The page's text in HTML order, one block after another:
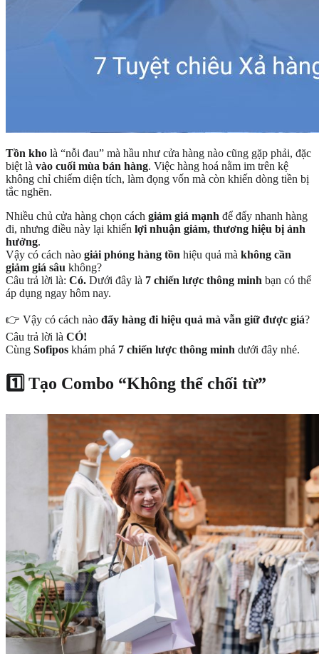
Tồn kho là “nỗi đau” mà hầu như cửa hàng nào cũng gặp phải, đặc
biệt là vào cuối mùa bán hàng. Việc hàng hoá nằm im trên kệ
không chỉ chiếm diện tích, làm đọng vốn mà còn khiến dòng tiền bị
tắc nghẽn.
Nhiều chủ cửa hàng chọn cách giảm giá mạnh để đẩy nhanh hàng
đi, nhưng điều này lại khiến lợi nhuận giảm, thương hiệu bị ảnh
hưởng.
Vậy có cách nào giải phóng hàng tồn hiệu quả mà không cần
giảm giá sâu không?
Câu trả lời là: Có. Dưới đây là 7 chiến lược thông minh bạn có thể
áp dụng ngay hôm nay.
👉 Vậy có cách nào đẩy hàng đi hiệu quả mà vẫn giữ được giá?
Câu trả lời là CÓ!
Cùng Sofipos khám phá 7 chiến lược thông minh dưới đây nhé.
1️⃣ Tạo Combo “Không thể chối từ”